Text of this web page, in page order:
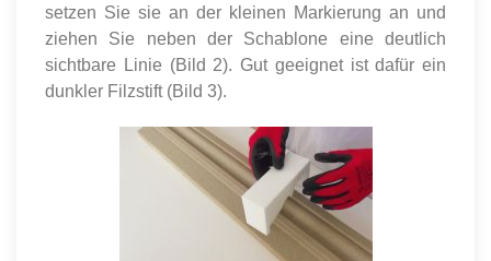
setzen Sie sie an der kleinen Markierung an und
ziehen Sie neben der Schablone eine deutlich
sichtbare Linie (Bild 2). Gut geeignet ist dafür ein
dunkler Filzstift (Bild 3).